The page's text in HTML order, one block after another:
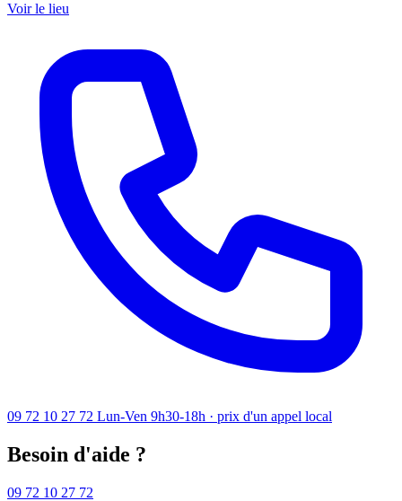
Voir le lieu
09 72 10 27 72 Lun-Ven 9h30-18h · prix d'un appel local
Besoin d'aide ?
09 72 10 27 72